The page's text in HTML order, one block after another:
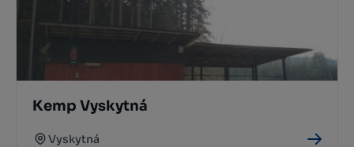
Kemp Vyskytná
Vyskytná